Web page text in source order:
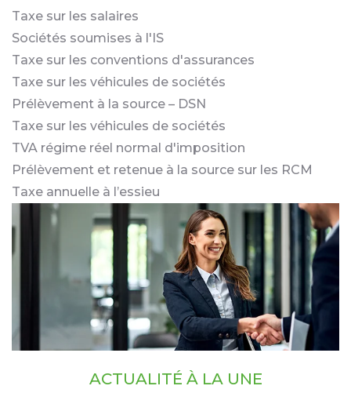
Taxe sur les salaires
Sociétés soumises à l'IS
Taxe sur les conventions d'assurances
Taxe sur les véhicules de sociétés
Prélèvement à la source – DSN
Taxe sur les véhicules de sociétés
TVA régime réel normal d'imposition
Prélèvement et retenue à la source sur les RCM
Taxe annuelle à l’essieu
ACTUALITÉ À LA UNE